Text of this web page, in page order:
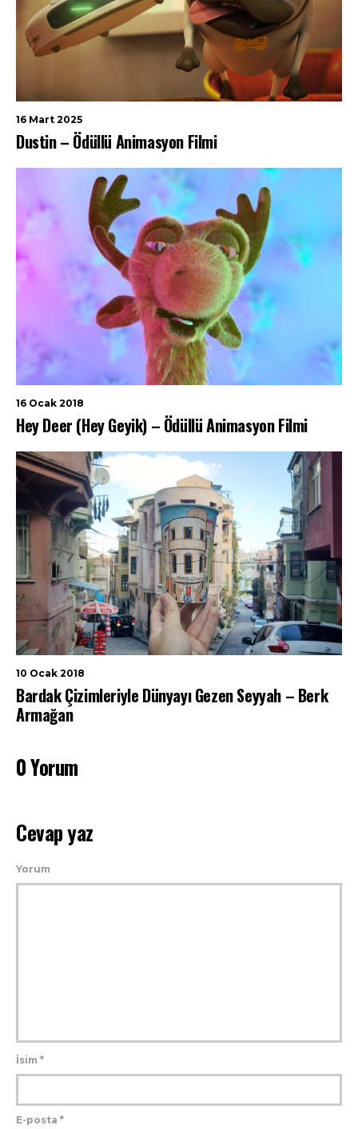
16 Mart 2025
Dustin – Ödüllü Animasyon Filmi
16 Ocak 2018
Hey Deer (Hey Geyik) – Ödüllü Animasyon Filmi
10 Ocak 2018
Bardak Çizimleriyle Dünyayı Gezen Seyyah – Berk
Armağan
0 Yorum
Cevap yaz
Yorum
İsim *
E-posta *